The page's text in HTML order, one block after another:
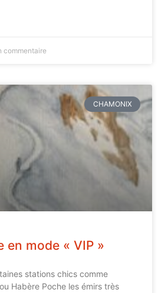
commentaire
CHAMONIX
en mode « VIP »
stations chics comme
Habère Poche les émirs très